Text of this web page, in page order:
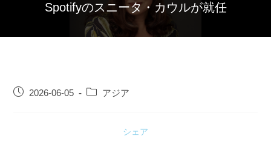
Spotifyのスニータ・カウルが就任
2026-06-05 アジア
シェア